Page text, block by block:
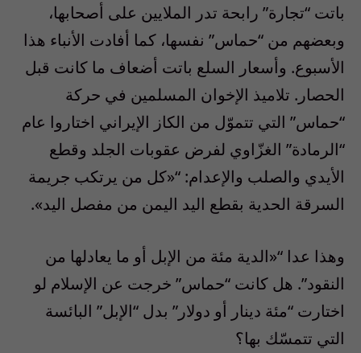
باتت “تجارة” رابحة تدر الملايين على أصحابها،
وبعضهم من “حماس” نفسها، كما أفادت الأنباء هذا
الأسبوع. وأسعار السلع باتت أضعاف ما كانت قبل
الحصار. تلاميذ الإخوان المسلمين في حركة
“حماس” التي تتموّل من الكاز الإيراني اختاروا عام
“الرمادة” الغزّاوي لفرض عقوبات الجلد وقطع
الأيدي والصلب والإعدام: “«كل من يرتكب جريمة
السرقة الحدية بقطع اليد اليمن من مفصل اليد».
وهذا عدا “«الدية مئة من الإبل أو ما يعادلها من
النقود”. هل كانت “حماس” خرجت عن الإسلام لو
اختارت “مئة دينار أو دولار” بدل “الإبل” البائسة
التي تتمسّك بها؟